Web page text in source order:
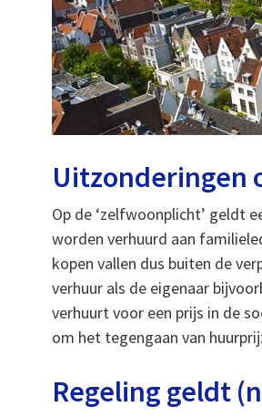
Uitzonderingen
Op de ‘zelfwoonplicht’ geldt
worden verhuurd aan
kopen vallen dus buiten de
verhuur als de eigenaar
verhuurt voor een prijs in de
om het tegengaan van
Regeling geldt